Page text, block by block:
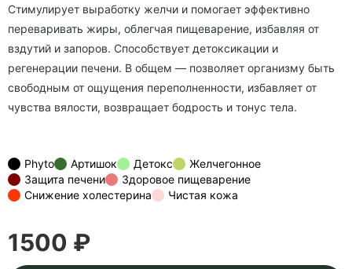
Стимулирует выработку желчи и помогает эффективно
переваривать жиры, облегчая пищеварение, избавляя от
вздутий и запоров. Способствует детоксикации и
регенерации печени. В общем — позволяет организму быть
свободным от ощущения переполненности, избавляет от
чувства вялости, возвращает бодрость и тонус тела.
Phyto Артишок Детокс
Желчегонное
Защита печени
Здоровое пищеварение
Снижение холестерина
Чистая кожа
1500 ₽